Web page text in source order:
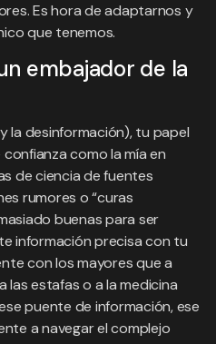
Es hora de adaptarnos y
que tenemos.
embajador de la
la desinformación), tu papel
como la mía en
de ciencia de fuentes
rumores o “curas
buenas para ser
información precisa con tu
con los mayores que a
las estafas o a la medicina
puente de información, ese
a navegar el complejo